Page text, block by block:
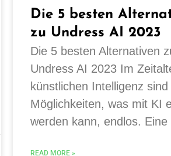
Die 5 besten
zu Undress AI 2023
Die 5 besten Alternativen
Undress AI 2023 Im
künstlichen Intelligenz sind
Möglichkeiten, was mit KI
werden kann, endlos. Eine
READ MORE »